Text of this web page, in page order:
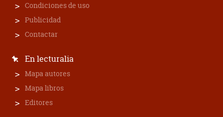
Condiciones de uso
Publicidad
Contactar
En lecturalia
Mapa autores
Mapa libros
Editores